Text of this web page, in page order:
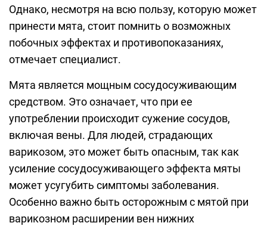
Однако, несмотря на всю пользу, которую может
принести мята, стоит помнить о возможных
побочных эффектах и противопоказаниях,
отмечает специалист.
Мята является мощным сосудосуживающим
средством. Это означает, что при ее
употреблении происходит сужение сосудов,
включая вены. Для людей, страдающих
варикозом, это может быть опасным, так как
усиление сосудосуживающего эффекта мяты
может усугубить симптомы заболевания.
Особенно важно быть осторожным с мятой при
варикозном расширении вен нижних